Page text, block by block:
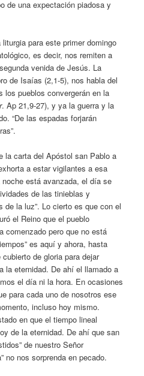
de una expectación piadosa y
para este primer domingo
es decir, nos remiten a
venida de Jesús. La
de Isaías (2,1-5), nos habla del
los pueblos convergerán en la
. Ap 21,9-27), y ya la guerra y la
“De las espadas forjarán
la carta del Apóstol san Pablo a
a estar vigilantes a esa
está avanzada, el día se
de las tinieblas y
de la luz”. Lo cierto es que con el
el Reino que el pueblo
comenzado pero que no está
es aquí y ahora, hasta
de gloria para dejar
la eternidad. De ahí el llamado a
el día ni la hora. En ocasiones
para cada uno de nosotros ese
incluso hoy mismo.
en que el tiempo lineal
de la eternidad. De ahí que san
de nuestro Señor
no nos sorprenda en pecado.